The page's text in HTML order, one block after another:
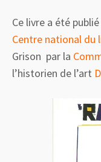
Ce livre a été
Centre national du
Grison par la
l’historien de l’art